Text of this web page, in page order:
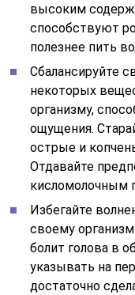
высоким
способствуют
полезнее пить
Сбалансируйте
некоторых
организму,
ощущения.
острые и
Отдавайте
кисломолочным
Избегайте
своему
болит голова в
указывать на
достаточно